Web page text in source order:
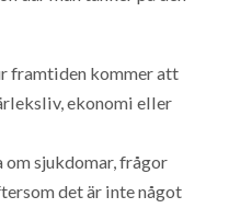
framtiden kommer att
ekonomi eller
sjukdomar, frågor
det är inte något